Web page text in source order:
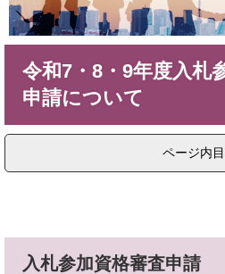
令和7・8・9年度入札
申請について
ページ内
入札参加資格審査申請